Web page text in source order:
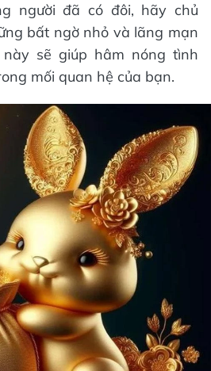
người đã có đôi, hãy chủ
bất ngờ nhỏ và lãng mạn
sẽ giúp hâm nóng tình
mối quan hệ của bạn.